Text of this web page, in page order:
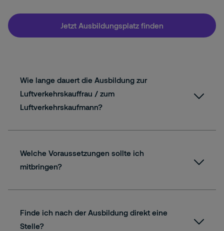
Jetzt Ausbildungsplatz finden
Wie lange dauert die Ausbildung zur
Luftverkehrskauffrau / zum
Luftverkehrskaufmann?
Welche Voraussetzungen sollte ich
mitbringen?
Finde ich nach der Ausbildung direkt eine
Stelle?